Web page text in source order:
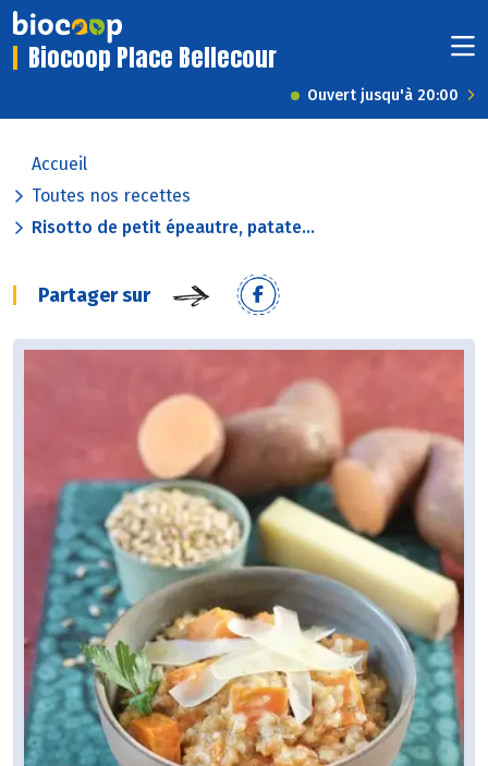
Biocoop Place Bellecour
Ouvert jusqu'à 20:00
Accueil
Toutes nos recettes
Risotto de petit épeautre, patate...
Partager sur